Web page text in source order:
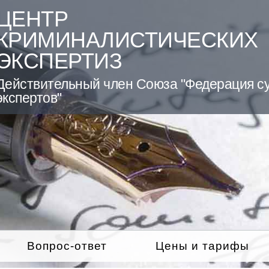
член Союза "Федерация
Вопрос-ответ Цены и тарифы